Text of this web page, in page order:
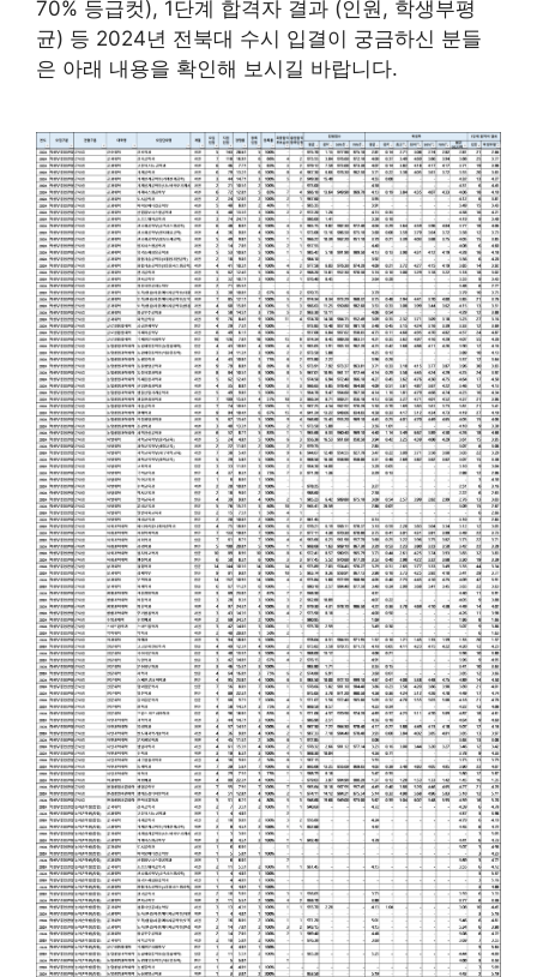
70% 등급컷), 1단계 합격자 결과 (인원, 학생부평
균) 등 2024년 전북대 수시 입결이 궁금하신 분들
은 아래 내용을 확인해 보시길 바랍니다.